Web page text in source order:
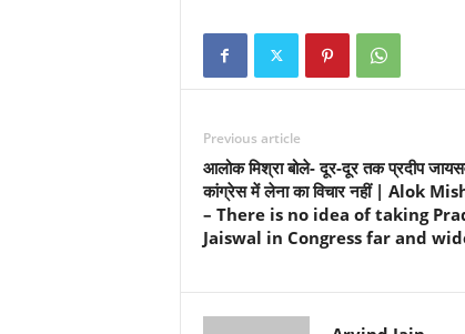
Previous article
आलोक मिश्रा बोले- दूर-दूर तक प्रदीप
कांग्रेस में लेना का विचार नहीं | Alok
– There is no idea of taking
Jaiswal in Congress far and